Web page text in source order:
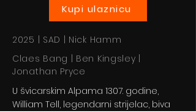
Kupi ulaznicu
2025 | SAD | Nick Hamm
Claes Bang | Ben Kingsley |
Jonathan Pryce
U švicarskim Alpama 1307. godine,
William Tell, legendarni strijelac, biva